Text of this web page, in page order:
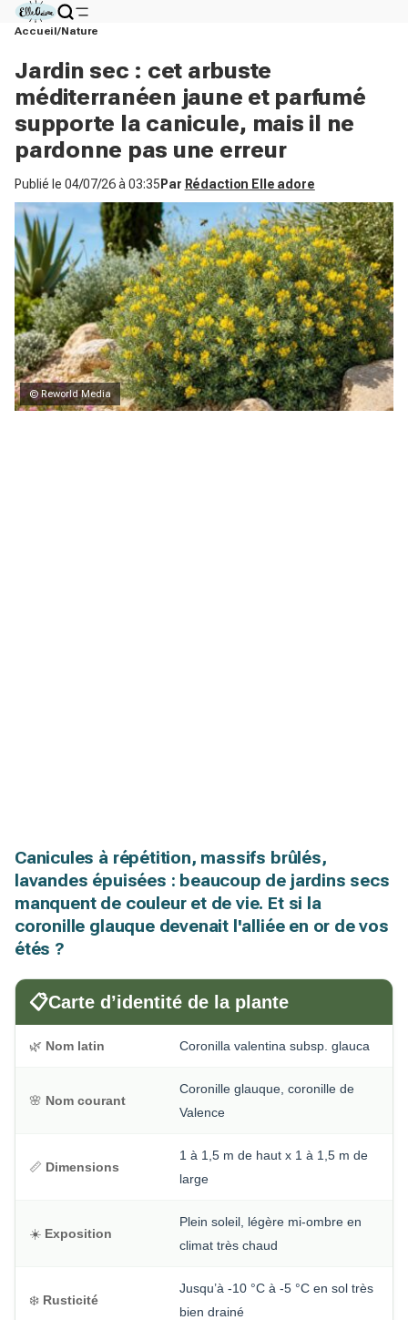
Accueil Nature
Jardin sec : cet arbuste
méditerranéen jaune et parfumé
supporte la canicule, mais il ne
pardonne pas une erreur
Publié le 04/07/26 à 03:35 Par Rédaction Elle adore
© Reworld Media
Canicules à répétition, massifs brûlés,
lavandes épuisées : beaucoup de jardins secs
manquent de couleur et de vie. Et si la
coronille glauque devenait l'alliée en or de vos
étés ?
📋Carte d’identité de la plante
🌿 Nom latin Coronilla valentina subsp. glauca
🌸 Nom courant
Coronille glauque, coronille de
Valence
📏 Dimensions
1 à 1,5 m de haut x 1 à 1,5 m de
large
☀️ Exposition
Plein soleil, légère mi-ombre en
climat très chaud
❄️ Rusticité
Jusqu’à -10 °C à -5 °C en sol très
bien drainé